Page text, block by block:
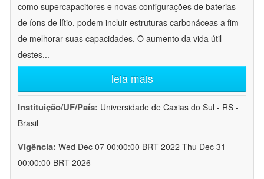
como supercapacitores e novas configurações de baterias
de íons de lítio, podem incluir estruturas carbonáceas a fim
de melhorar suas capacidades. O aumento da vida útil
destes...
leia mais
Instituição/UF/País: Universidade de Caxias do Sul - RS -
Brasil
Vigência: Wed Dec 07 00:00:00 BRT 2022-Thu Dec 31
00:00:00 BRT 2026